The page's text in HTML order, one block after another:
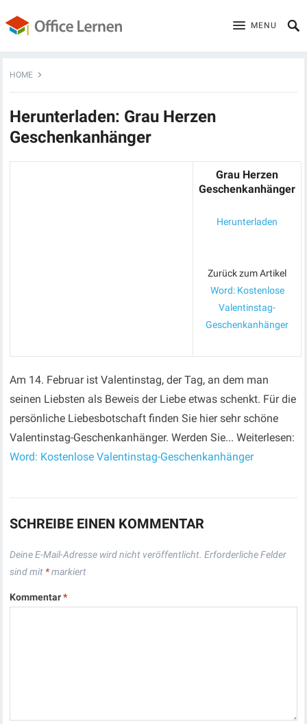
MENU
HOME
Herunterladen: Grau Herzen
Geschenkanhänger
Grau Herzen
Geschenkanhänger
Herunterladen
Zurück zum Artikel
Word: Kostenlose
Valentinstag-
Geschenkanhänger
Am 14. Februar ist Valentinstag, der Tag, an dem man
seinen Liebsten als Beweis der Liebe etwas schenkt. Für die
persönliche Liebesbotschaft finden Sie hier sehr schöne
Valentinstag-Geschenkanhänger. Werden Sie... Weiterlesen:
Word: Kostenlose Valentinstag-Geschenkanhänger
SCHREIBE EINEN KOMMENTAR
Deine E-Mail-Adresse wird nicht veröffentlicht. Erforderliche Felder
sind mit *markiert
Kommentar*